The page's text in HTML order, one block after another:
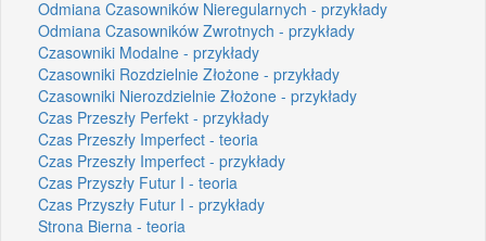
Odmiana Czasowników Nieregularnych - przykłady
Odmiana Czasowników Zwrotnych - przykłady
Czasowniki Modalne - przykłady
Czasowniki Rozdzielnie Złożone - przykłady
Czasowniki Nierozdzielnie Złożone - przykłady
Czas Przeszły Perfekt - przykłady
Czas Przeszły Imperfect - teoria
Czas Przeszły Imperfect - przykłady
Czas Przyszły Futur I - teoria
Czas Przyszły Futur I - przykłady
Strona Bierna - teoria